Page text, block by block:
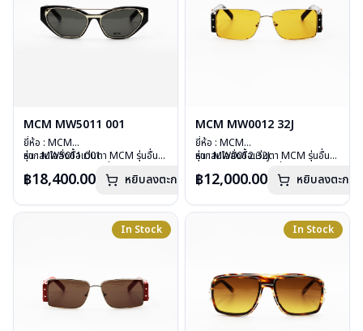
MCM MW5011 001
ยี่ห้อ : MCM
รุ่น : MW5011 001
เลนส์ : คลิปออนสีเทาดำ
อุปกรณ์ : กล่องแว่น, ผ้าเช็ดแว่น
หากสนใจสั่งชื้อแว่นตา MCM รุ่นอื่น
ติดต่อเราคลิก
฿18,400.00 หยิบลงตะกร้า
MCM MW0012 32J
ยี่ห้อ : MCM
รุ่น : MW0012 32J
เลนส์ : กันแดดสีน้ำตาล
อุปกรณ์ : กล่องแว่น, ผ้าเช็ดแว่น
หากสนใจสั่งชื้อแว่นตา MCM รุ่นอื่น
ติดต่อเราคลิก
฿12,000.00 หยิบลงตะกร้า
In Stock In Stock